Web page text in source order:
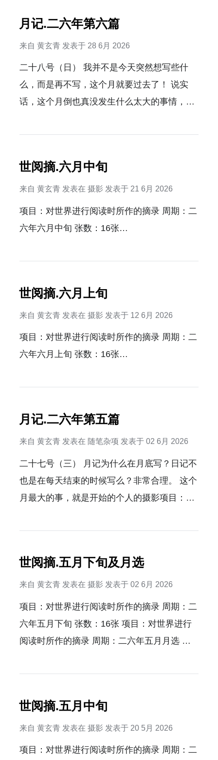
月记.二六年第六篇
来自 黄玄青 发表于 28 6月 2026
二十八号（日） 我并不是今天突然想写些什
么，而是再不写，这个月就要过去了！ 说实
话，这个月倒也真没发生什么太大的事情，就
了。一件小事。 然后就是重新开始阅读《理解
次，这次重新阅读，依旧有很多启发。 思想上
的改变的话，就是发现我之前对于构建自己的
哲学架构系统学，还是理解的太浅了，只考虑
了静态的系统的结构的特征，而忽视了系统的
型至关重要，元模型在工具的映射就是程序，
是设计，但元模型具体有什么样的结构？还是
得继续继续探索。 我坚信，等一个半月后我真
世阅摘.六月中旬
来自 黄玄青 发表在 摄影 发表于 21 6月 2026
项目：对世界进行阅读时所作的摘录 周期：二
六年六月中旬 张数：16张…
世阅摘.六月上旬
来自 黄玄青 发表在 摄影 发表于 12 6月 2026
项目：对世界进行阅读时所作的摘录 周期：二
六年六月上旬 张数：16张…
月记.二六年第五篇
来自 黄玄青 发表在 随笔杂项 发表于 02 6月 2026
二十七号（三） 月记为什么在月底写？日记不
也是在每天结束的时候写么？非常合理。 这个
月最大的事，就是开始的个人的摄影项目：世
取路人成为舞台的主角。在大街上抓拍后才真
真不是拍出来的，真就只是碰巧遇到了。 充分
体现了计算不可约性。 NKS的阅读偶尔推进。
手里积攒了4篇小故事的大纲了，没空写。等
7，8月回归人性了，有空了，一定开始。
univershaper依然在脑海中，确定把软件客户
…
世阅摘.五月下旬及月选
来自 黄玄青 发表在 摄影 发表于 02 6月 2026
项目：对世界进行阅读时所作的摘录 周期：二
六年五月下旬 张数：16张 项目：对世界进行
阅读时所作的摘录 周期：二六年五月月选 张
世阅摘.五月中旬
来自 黄玄青 发表在 摄影 发表于 20 5月 2026
项目：对世界进行阅读时所作的摘录 周期：二